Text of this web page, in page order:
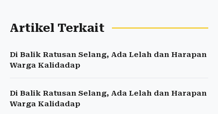
Artikel Terkait
Di Balik Ratusan Selang, Ada Lelah dan Harapan
Warga Kalidadap
Di Balik Ratusan Selang, Ada Lelah dan Harapan
Warga Kalidadap